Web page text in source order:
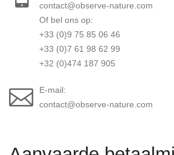
contact@observe-nature.com
Of bel ons op:
+33 (0)9 75 85 06 46
+33 (0)7 61 98 62 99
+32 (0)474 187 905
E-mail:
contact@observe-nature.com